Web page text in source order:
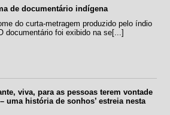
de documentário indígena
do curta-metragem produzido pelo índio
documentário foi exibido na se[...]
viva, para as pessoas terem vontade
uma história de sonhos’ estreia nesta